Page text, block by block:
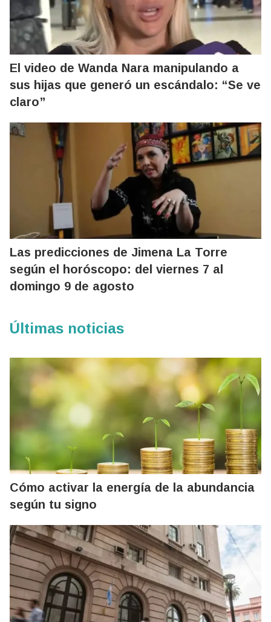
El video de Wanda Nara manipulando a
sus hijas que generó un escándalo: “Se ve
claro”
Las predicciones de Jimena La Torre
según el horóscopo: del viernes 7 al
domingo 9 de agosto
Últimas noticias
Cómo activar la energía de la abundancia
según tu signo